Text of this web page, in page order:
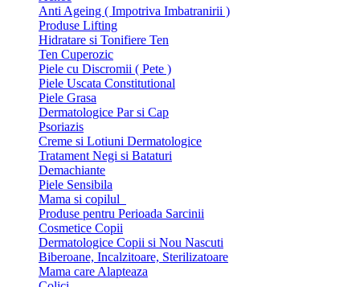
Anti Ageing ( Impotriva Imbatranirii )
Produse Lifting
Hidratare si Tonifiere Ten
Ten Cuperozic
Piele cu Discromii ( Pete )
Piele Uscata Constitutional
Piele Grasa
Dermatologice Par si Cap
Psoriazis
Creme si Lotiuni Dermatologice
Tratament Negi si Bataturi
Demachiante
Piele Sensibila
Mama si copilul
Produse pentru Perioada Sarcinii
Cosmetice Copii
Dermatologice Copii si Nou Nascuti
Biberoane, Incalzitoare, Sterilizatoare
Mama care Alapteaza